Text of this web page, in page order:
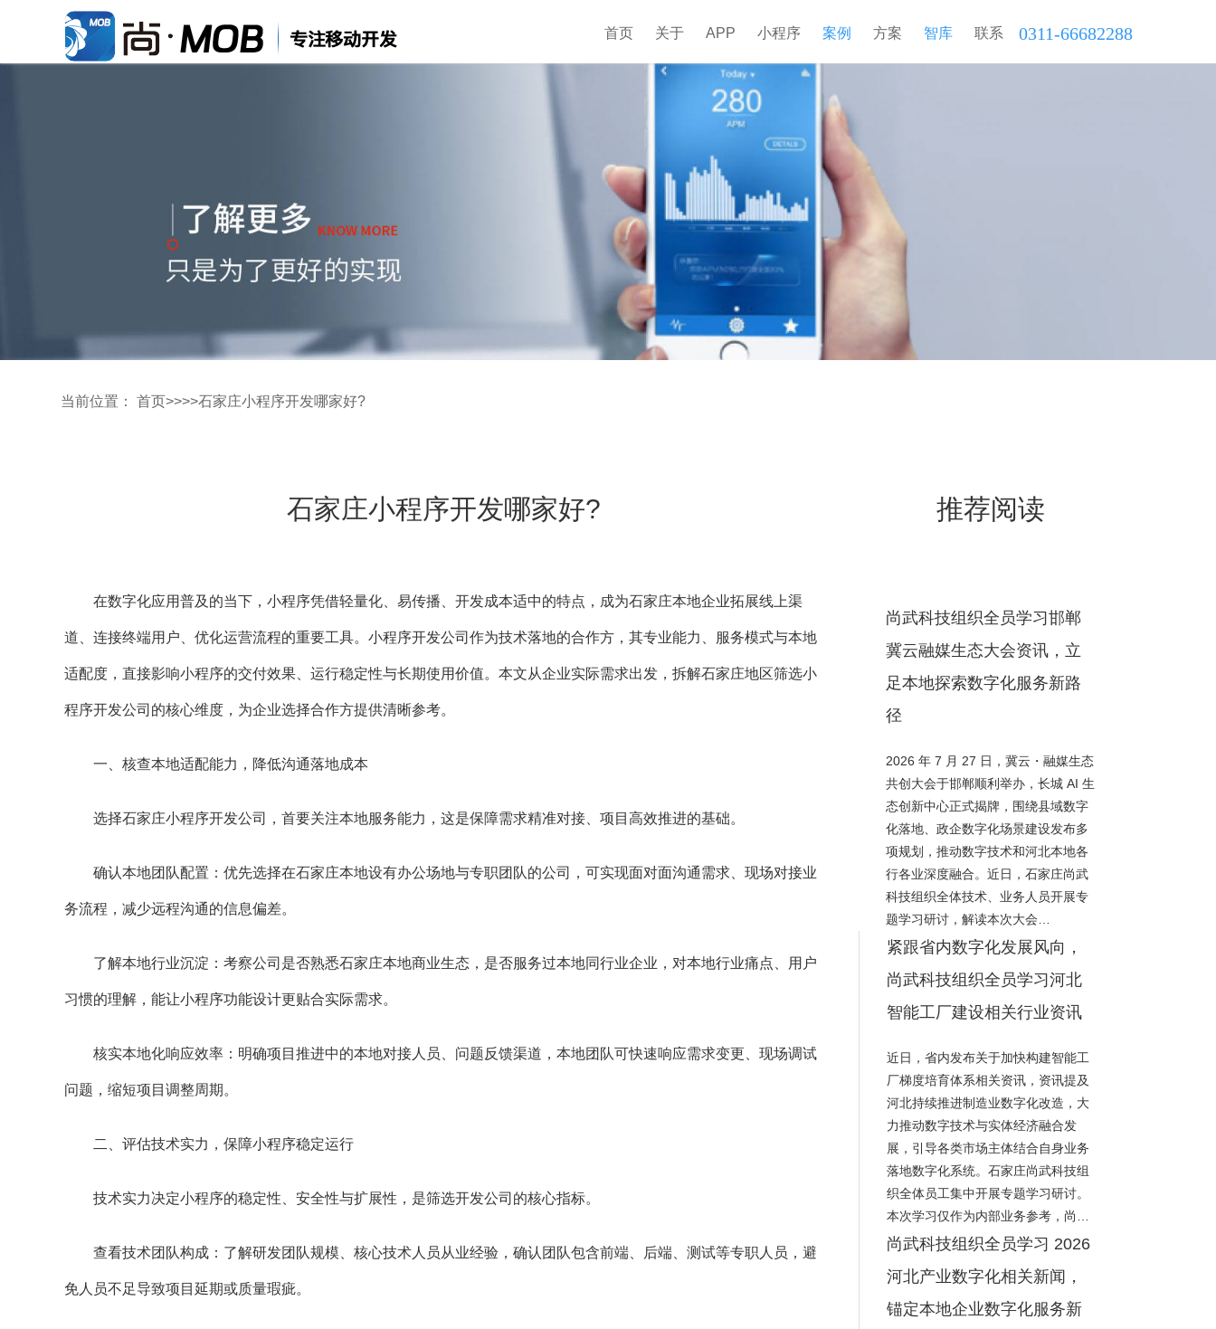
首页 关于 APP 小程序 案例 方案 智库 联系 0311-66682288
当前位置：首页>>>>石家庄小程序开发哪家好?
石家庄小程序开发哪家好?
在数字化应用普及的当下，小程序凭借轻量化、易传播、开发成本适中的特点，成为石家庄本地企业拓展线上渠
道、连接终端用户、优化运营流程的重要工具。小程序开发公司作为技术落地的合作方，其专业能力、服务模式与本地
适配度，直接影响小程序的交付效果、运行稳定性与长期使用价值。本文从企业实际需求出发，拆解石家庄地区筛选小
程序开发公司的核心维度，为企业选择合作方提供清晰参考。
一、核查本地适配能力，降低沟通落地成本
选择石家庄小程序开发公司，首要关注本地服务能力，这是保障需求精准对接、项目高效推进的基础。
确认本地团队配置：优先选择在石家庄本地设有办公场地与专职团队的公司，可实现面对面沟通需求、现场对接业
务流程，减少远程沟通的信息偏差。
了解本地行业沉淀：考察公司是否熟悉石家庄本地商业生态，是否服务过本地同行业企业，对本地行业痛点、用户
习惯的理解，能让小程序功能设计更贴合实际需求。
核实本地化响应效率：明确项目推进中的本地对接人员、问题反馈渠道，本地团队可快速响应需求变更、现场调试
问题，缩短项目调整周期。
二、评估技术实力，保障小程序稳定运行
技术实力决定小程序的稳定性、安全性与扩展性，是筛选开发公司的核心指标。
查看技术团队构成：了解研发团队规模、核心技术人员从业经验，确认团队包含前端、后端、测试等专职人员，避
免人员不足导致项目延期或质量瑕疵。
推荐阅读
尚武科技组织全员学习邯郸
冀云融媒生态大会资讯，立
足本地探索数字化服务新路
径
2026 年 7 月 27 日，冀云・融媒生态
共创大会于邯郸顺利举办，长城 AI 生
态创新中心正式揭牌，围绕县域数字
化落地、政企数字化场景建设发布多
项规划，推动数字技术和河北本地各
行各业深度融合。近日，石家庄尚武
科技组织全体技术、业务人员开展专
题学习研讨，解读本次大会…
紧跟省内数字化发展风向，
尚武科技组织全员学习河北
智能工厂建设相关行业资讯
近日，省内发布关于加快构建智能工
厂梯度培育体系相关资讯，资讯提及
河北持续推进制造业数字化改造，大
力推动数字技术与实体经济融合发
展，引导各类市场主体结合自身业务
落地数字化系统。石家庄尚武科技组
织全体员工集中开展专题学习研讨。
本次学习仅作为内部业务参考，尚…
尚武科技组织全员学习 2026
河北产业数字化相关新闻，
锚定本地企业数字化服务新